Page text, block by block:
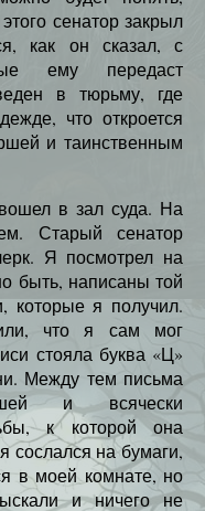
сенатор закрыл
как он сказал, с
ему передаст
в тюрьму, где
что откроется
и таинственным
в зал суда. На
Старый сенатор
Я посмотрел на
быть, написаны той
которые я получил.
что я сам мог
стояла буква «Ц»
Между тем письма
и всячески
к которой она
сослался на бумаги,
в моей комнате, но
и ничего не